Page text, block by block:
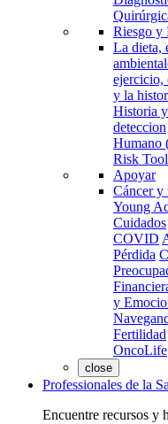
Riesgo y
La dieta,
ejercicio,
y la
Historia
deteccion
Humano
Risk Tool
Apoyar
Cáncer y
Young
Cuidados
COVID
Pérdida
y
Fertilidad
OncoLife
close
Professionales de la
Encuentre recursos y